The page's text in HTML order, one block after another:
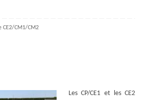
CE2/CM1/CM2
Les CP/CE1 et les CE2